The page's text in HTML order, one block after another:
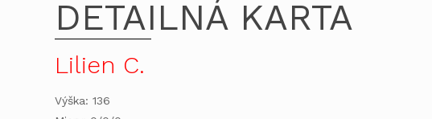
DETAILNÁ KARTA
Lilien C.
Výška: 136